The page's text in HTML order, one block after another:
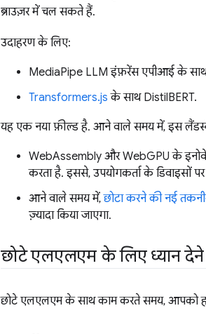
ब्राउज़र में चल सकते हैं.
उदाहरण के लिए:
MediaPipe LLM इंफ़रेंस एपीआई के साथ
Transformers.js के साथ DistilBERT.
यह एक नया फ़ील्ड है. आने वाले समय में, इस
WebAssembly और WebGPU के
करता है. इससे, उपयोगकर्ता के
आने वाले समय में,छोटा करने की नई
ज़्यादा किया जाएगा.
छोटे एलएलएम के लिए ध्यान देने
छोटे एलएलएम के साथ काम करते समय, आपको